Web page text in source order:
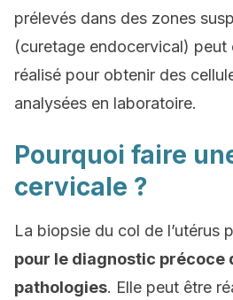
prélevés dans des zones
(curetage endocervical) peut
réalisé pour obtenir des
analysées en laboratoire.
Pourquoi faire
cervicale ?
La biopsie du col de l’utérus
pour le diagnostic précoce
pathologies. Elle peut être